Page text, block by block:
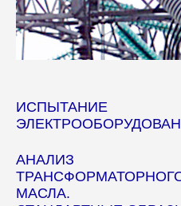
ИСПЫТАНИЕ
АНАЛИЗ
МАСЛА.